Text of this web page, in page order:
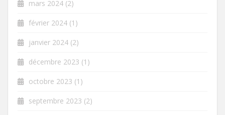
mars 2024 (2)
février 2024 (1)
janvier 2024 (2)
décembre 2023 (1)
octobre 2023 (1)
septembre 2023 (2)